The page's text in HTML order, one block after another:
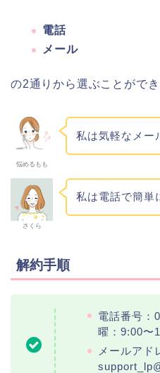
電話
メール
の2通りから選ぶことができ
悩めるもも
私は気軽なメー
さくら
私は電話で簡単
解約手順
電話番号：
曜：9:00〜
メールアド